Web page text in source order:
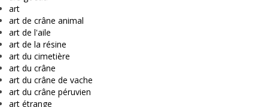
art
art de crâne animal
art de l'aile
art de la résine
art du cimetière
art du crâne
art du crâne de vache
art du crâne péruvien
art étrange